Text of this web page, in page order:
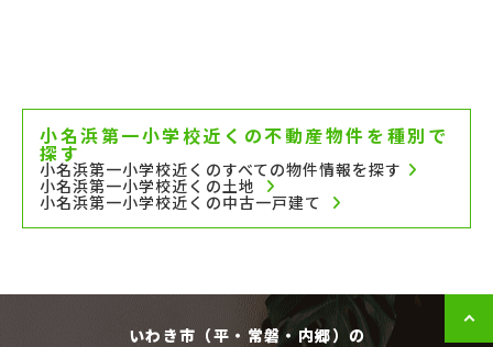
小名浜第一小学校近くの不動産物件を種別で
探す
小名浜第一小学校近くのすべての物件情報を探す
小名浜第一小学校近くの土地
小名浜第一小学校近くの中古一戸建て
いわき市（平・常磐・内郷）の